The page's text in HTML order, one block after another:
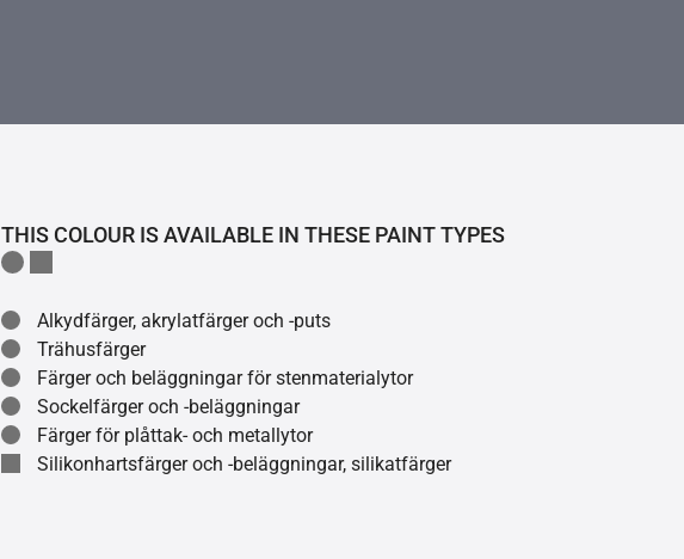
THIS COLOUR IS AVAILABLE IN THESE PAINT TYPES
Alkydfärger, akrylatfärger och -puts
Trähusfärger
Färger och beläggningar för stenmaterialytor
Sockelfärger och -beläggningar
Färger för plåttak- och metallytor
Silikonhartsfärger och -beläggningar, silikatfärger